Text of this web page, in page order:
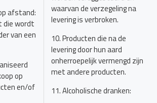
afstand:
die wordt
van een
op
en/of
waarvan de verzegeling na
levering is verbroken.
10. Producten die na de
levering door hun aard
onherroepelijk vermengd zijn
met andere producten.
11. Alcoholische dranken: